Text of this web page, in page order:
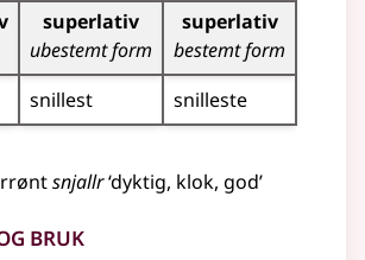
superlativ
ubestemt form
superlativ
bestemt form
snillest snilleste
snjallr‘dyktig, klok, god’
bruk